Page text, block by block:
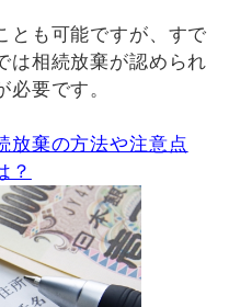
とも可能ですが、すで
は相続放棄が認められ
要です。
放棄の方法や注意点
？